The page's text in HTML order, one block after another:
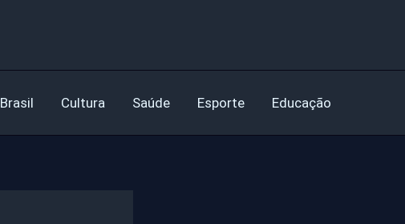
Brasil Cultura Saúde Esporte Educação